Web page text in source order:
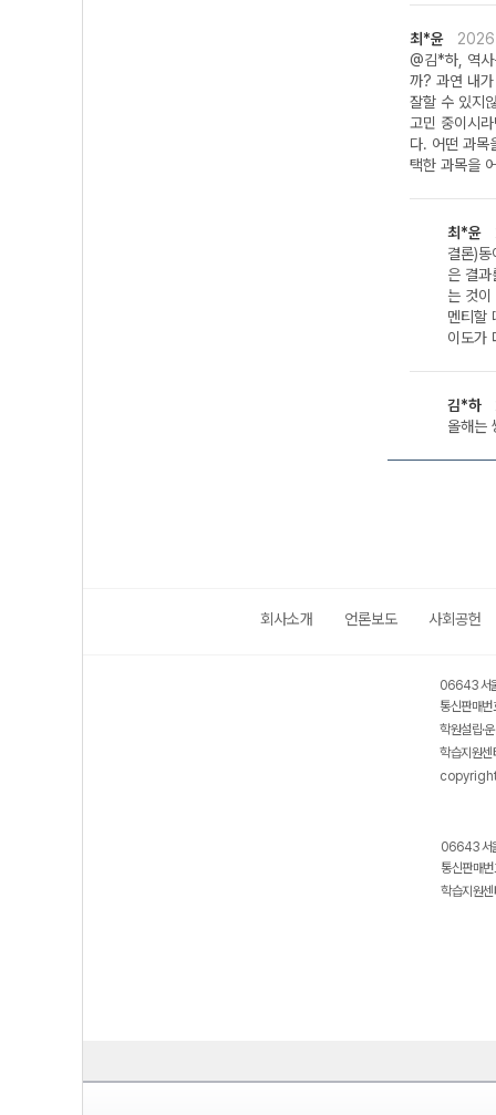
최*윤
@김*하, 역
까? 과연 내
잘할 수 있지
고민 중이시
다. 어떤 과목
택한 과목을
최*윤
결론)
은 결
는 것
멘티할
이도가
김*하
올해는
회사소개 언론보도 사회공헌
06643 서
통신판매
학원설립·
학습지원
06643 서
통신판매
학습지원